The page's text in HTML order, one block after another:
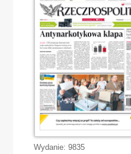
Wydanie: 9835